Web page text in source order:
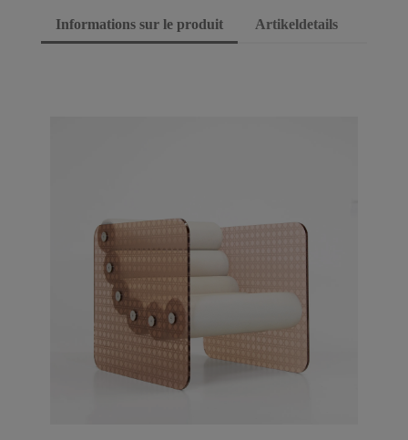
Informations sur le produit Artikeldetails